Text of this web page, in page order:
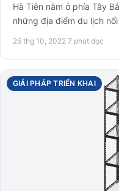
Hà Tiên nằm ở phía Tây
những địa điểm du lịch
26 thg 10, 2022·7 phút đọc
GIẢI PHÁP TRIỂN KHAI